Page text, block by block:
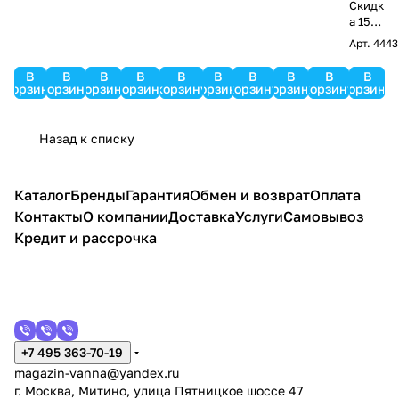
В
корзину
В
корзину
В
корзину
В
корзину
В
корзину
В
корзину
В
корзину
В
корзину
В
корзину
ванн
ы
Wass
ft
Aller
Скидк
а 15%
в
подар
ок!
Арт.4443
В
корзину
Назад к списку
КаталогБрендыГарантияОбмен и возвратОплата
КонтактыО компанииДоставкаУслугиСамовывоз
Кредит и рассрочка
+7 495 363-70-19
magazin-vanna@yandex.ru
г. Москва, Митино, улица Пятницкое шоссе 47